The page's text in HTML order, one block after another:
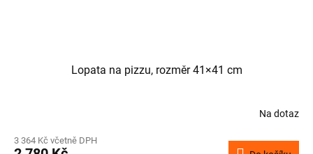
Lopata na pizzu, rozměr 41×41 cm
Na dotaz
3 364 Kč včetně DPH